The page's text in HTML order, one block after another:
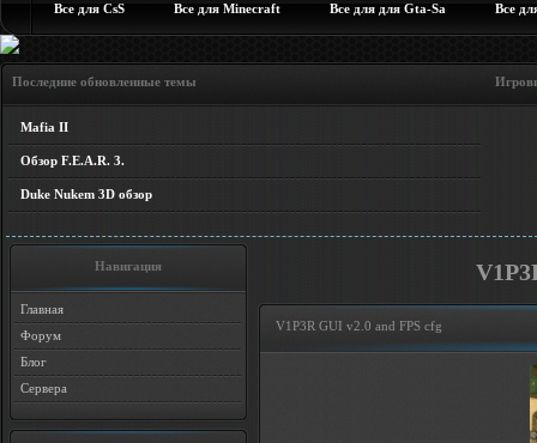
Все для CsS Все для Minecraft Все для для Gta-Sa Все
Последние обновленные темы Игровые
Mafia II
Обзор F.E.A.R. 3.
Duke Nukem 3D обзор
Навигация
Главная
Форум
Блог
Сервера
V1P3R GUI v2.0 and FPS cfg